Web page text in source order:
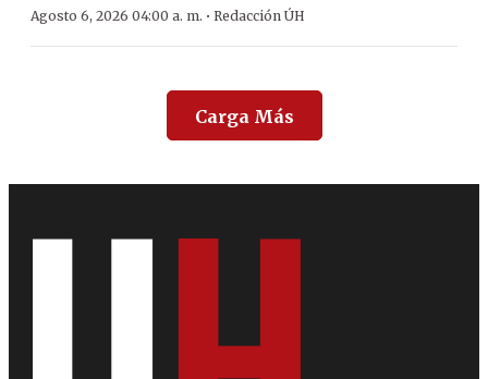
Agosto 6, 2026 04:00 a. m. · Redacción ÚH
Carga Más